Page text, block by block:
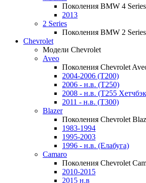
Поколения BMW 4 Series
2013
2 Series
Поколения BMW 2 Series
Chevrolet
Модели Chevrolet
Aveo
Поколения Chevrolet
2004-2006 (T200)
2006 - н.в. (T250)
2008 - н.в. (T255
2011 - н.в. (Т300)
Blazer
Поколения Chevrolet
1983-1994
1995-2003
1996 - н.в. (Елабуга)
Camaro
Поколения Chevrolet
2010-2015
2015 н.в